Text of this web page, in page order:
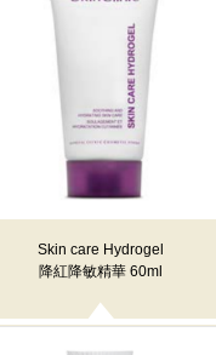
Skin care Hydrogel
降紅降敏精華 60ml